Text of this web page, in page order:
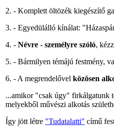
2. - Komplett öltözék kiegészítő
3. - Egyedülálló kínálat:
4. - Névre - személyre szóló,
5. - Bármilyen témájú festmény,
6. - A megrendelővel közösen
...amikor "csak úgy" firkálgatunk
melyekből művészi alkotás
Így jött létre "Tudatalatti" című